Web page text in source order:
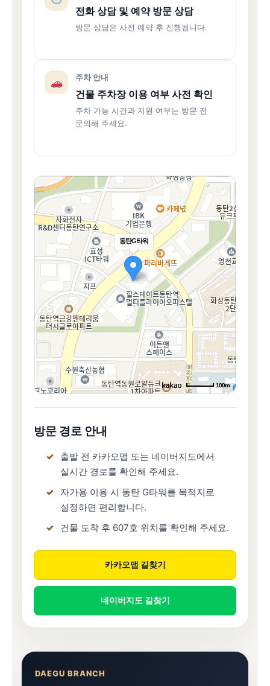
전화 상담 및 예약 방문 상담
방문 상담은 사전 예약 후 진행됩니다.
주차 안내
건물 주차장 이용 여부 사전 확인
주차 가능 시간과 지원 여부는 방문 전
문의해 주세요.
동탄G타워
100m
방문 경로 안내
출발 전 카카오맵 또는 네이버지도에서
실시간 경로를 확인해 주세요.
자가용 이용 시 동탄 G타워를 목적지로
설정하면 편리합니다.
건물 도착 후 607호 위치를 확인해 주세요.
카카오맵 길찾기
네이버지도 길찾기
DAEGU BRANCH